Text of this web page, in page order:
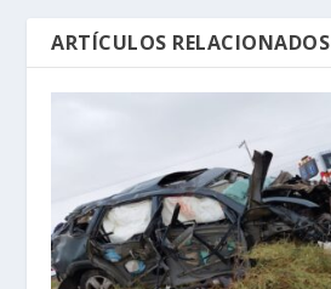
ARTÍCULOS RELACIONADOS